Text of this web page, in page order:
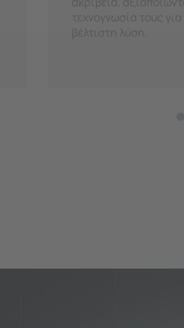
τεχνογνωσία τους
βέλτιστη λύση.